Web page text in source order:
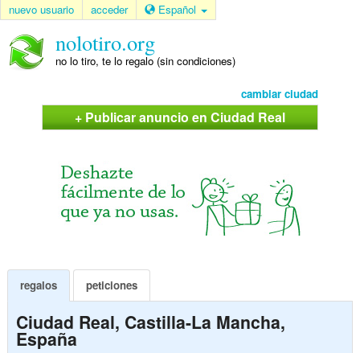
nuevo usuario acceder Español
nolotiro.org
no lo tiro, te lo regalo (sin condiciones)
cambiar ciudad
+ Publicar anuncio en Ciudad Real
regalos peticiones
Ciudad Real, Castilla-La Mancha,
España